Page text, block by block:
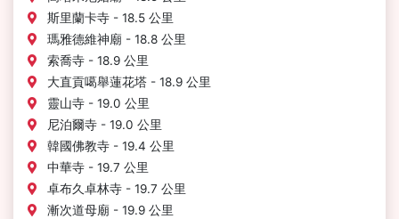
斯里蘭卡寺 - 18.5 公里
瑪雅德維神廟 - 18.8 公里
索喬寺 - 18.9 公里
大直貢噶舉蓮花塔 - 18.9 公里
靈山寺 - 19.0 公里
尼泊爾寺 - 19.0 公里
韓國佛教寺 - 19.4 公里
中華寺 - 19.7 公里
卓布久卓林寺 - 19.7 公里
漸次道母廟 - 19.9 公里